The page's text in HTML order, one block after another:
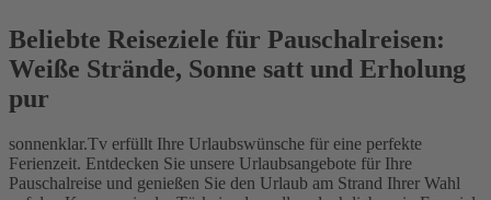
Beliebte Reiseziele für Pauschalreisen:
Weiße Strände, Sonne satt und Erholung
pur
sonnenklar.Tv erfüllt Ihre Urlaubswünsche für eine perfekte
Ferienzeit. Entdecken Sie unsere Urlaubsangebote für Ihre
Pauschalreise und genießen Sie den Urlaub am Strand Ihrer Wahl